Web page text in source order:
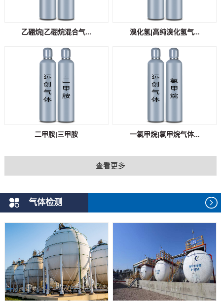
乙硼烷|乙硼烷混合气... 溴化氢|高纯溴化氢气...
二甲胺|三甲胺 一氯甲烷|氯甲烷气体...
查看更多
气体检测